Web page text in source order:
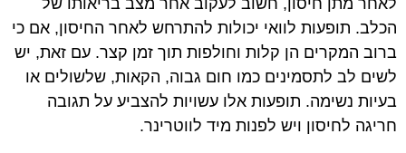
הכלב. תופעות לוואי יכולות להתרחש לאחר החיסון, אם כי
ברוב המקרים הן קלות וחולפות תוך זמן קצר. עם זאת, יש
לשים לב לתסמינים כמו חום גבוה, הקאות, שלשולים או
בעיות נשימה. תופעות אלו עשויות להצביע על תגובה
חריגה לחיסון ויש לפנות מיד לווטרינר.